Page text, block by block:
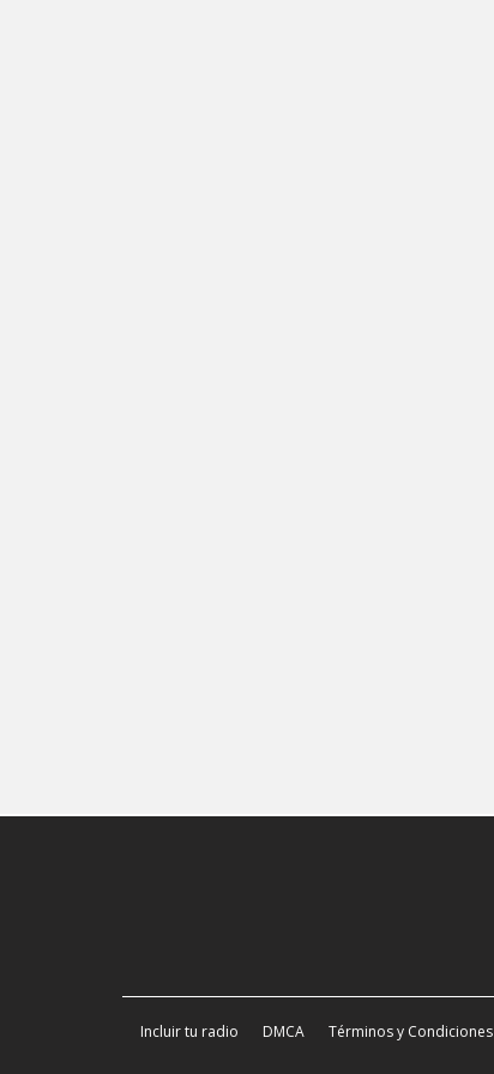
Incluir tu radio DMCA Términos y Condiciones